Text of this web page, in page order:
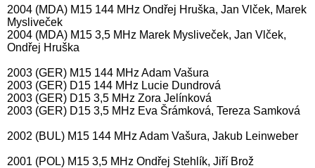
2004 (MDA) M15 144 MHz Ondřej Hruška, Jan Vlček, Marek
Mysliveček
2004 (MDA) M15 3,5 MHz Marek Mysliveček, Jan Vlček,
Ondřej Hruška
2003 (GER) M15 144 MHz Adam Vašura
2003 (GER) D15 144 MHz Lucie Dundrová
2003 (GER) D15 3,5 MHz Zora Jelínková
2003 (GER) D15 3,5 MHz Eva Šrámková, Tereza Samková
2002 (BUL) M15 144 MHz Adam Vašura, Jakub Leinweber
2001 (POL) M15 3,5 MHz Ondřej Stehlík, Jiří Brož